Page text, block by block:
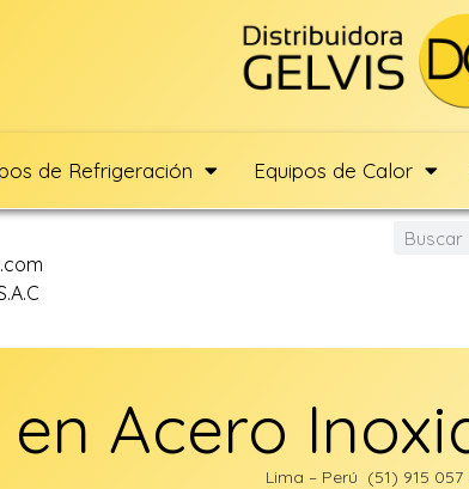
de Refrigeración Equipos de Calor
Acero
Lima – Perú (51) 915 057